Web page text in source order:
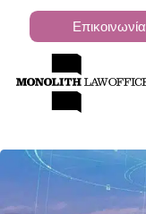
Επικοινωνία